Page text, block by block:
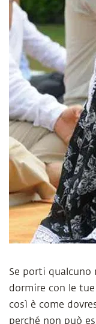
Se porti qualcuno
dormire con le
così è come
perché non può